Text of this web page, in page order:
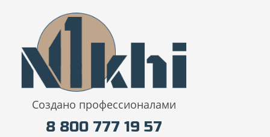
Создано профессионалами
8 800 777 19 57